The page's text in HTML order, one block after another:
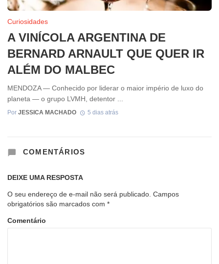
Curiosidades
A VINÍCOLA ARGENTINA DE
BERNARD ARNAULT QUE QUER IR
ALÉM DO MALBEC
MENDOZA — Conhecido por liderar o maior império de luxo do
planeta — o grupo LVMH, detentor ...
Por JESSICA MACHADO 5 dias atrás
COMENTÁRIOS
DEIXE UMA RESPOSTA
O seu endereço de e-mail não será publicado. Campos
obrigatórios são marcados com *
Comentário